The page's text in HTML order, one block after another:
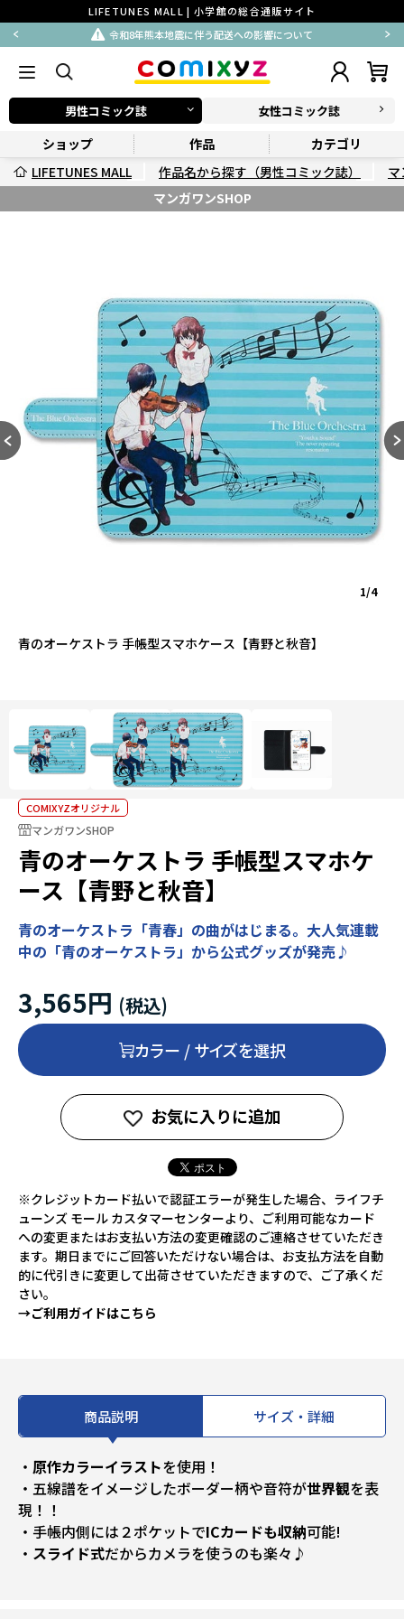
LIFETUNES MALL | 小学館の総合通販サイト
令和8年熊本地震に伴う配送への影響について
男性コミック誌 女性コミック誌
ショップ 作品
カテゴリ
LIFETUNES MALL
作品名から探す（男性コミック誌）
マンガワンSHOP
青のオーケストラ 手帳型スマホケース【青野と秋音】
1/4
COMIXYZオリジナル
マンガワンSHOP
青のオーケストラ 手帳型スマホケ
ース【青野と秋音】
青のオーケストラ「青春」の曲がはじまる。大人気連載
中の「青のオーケストラ」から公式グッズが発売♪
3,565円
カラー / サイズを選択
お気に入りに追加
※クレジットカード払いで認証エラーが発生した場合、ライフチ
ューンズ モール カスタマーセンターより、ご利用可能なカード
への変更またはお支払い方法の変更確認のご連絡させていただき
ます。期日までにご回答いただけない場合は、お支払方法を自動
的に代引きに変更して出荷させていただきますので、ご了承くだ
さい。
→ご利用ガイドはこちら
商品説明 サイズ・詳細
・ 原作カラーイラストを使用！
・五線譜をイメージしたボーダー柄や音符が世界観を表
現！！
・手帳内側には２ポケットでICカードも収納可能!
・ スライド式だからカメラを使うのも楽々♪